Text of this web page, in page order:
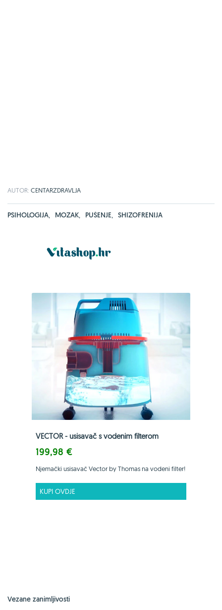
AUTOR: CENTARZDRAVLJA
PSIHOLOGIJA, MOZAK, PUŠENJE, SHIZOFRENIJA
VECTOR - usisavač s vodenim filterom
199,98 €
Njemački usisavač Vector by Thomas na vodeni filter!
KUPI OVDJE
Vezane zanimljivosti